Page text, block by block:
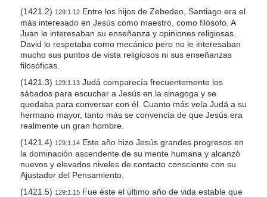
(1421.2) 129:1.12Entre los hijos de Zebedeo, Santiago era el
más interesado en Jesús como maestro, como filósofo. A
Juan le interesaban su enseñanza y opiniones religiosas.
David lo respetaba como mecánico pero no le interesaban
mucho sus puntos de vista religiosos ni sus enseñanzas
filosóficas.
(1421.3) 129:1.13Judá comparecía frecuentemente los
sábados para escuchar a Jesús en la sinagoga y se
quedaba para conversar con él. Cuanto más veía Judá a su
hermano mayor, tanto más se convencía de que Jesús era
realmente un gran hombre.
(1421.4) 129:1.14Este año hizo Jesús grandes progresos en
la dominación ascendente de su mente humana y alcanzó
nuevos y elevados niveles de contacto consciente con su
Ajustador del Pensamiento.
(1421.5) 129:1.15Fue éste el último año de vida estable que